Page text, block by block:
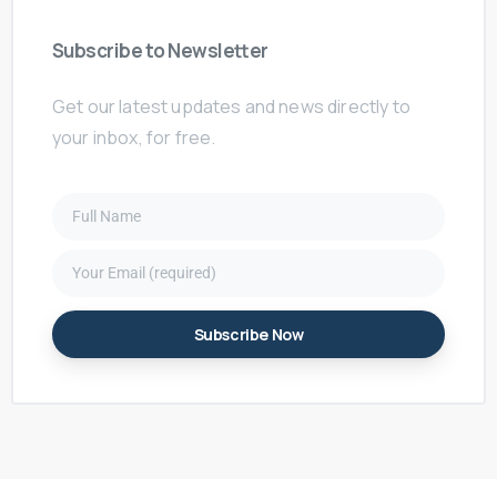
SubscribetoNewsletter
Get our latest updates and news directly to
your inbox, for free.